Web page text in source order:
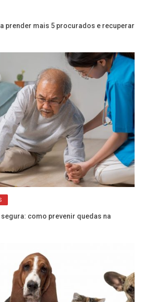
prender mais 5 procurados e recuperar
como prevenir quedas na